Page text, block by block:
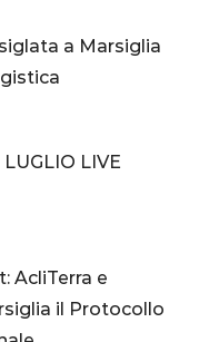
a Marsiglia
LUGLIO LIVE
AcliTerra e
il Protocollo